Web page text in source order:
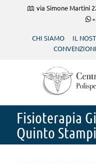
via Simone Martini
CHI SIAMO IL
CONVENZIONI
Fisioterapia
Quinto